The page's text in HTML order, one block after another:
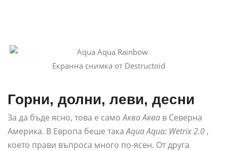
Екранна снимка от Destructoid
Горни, долни, леви, десни
За да бъде ясно, това е самоАква Аква в Северна
Америка. В Европа беше такаAqua Aqua: Wetrix 2.0 ,
което прави въпроса много по-ясен. От друга